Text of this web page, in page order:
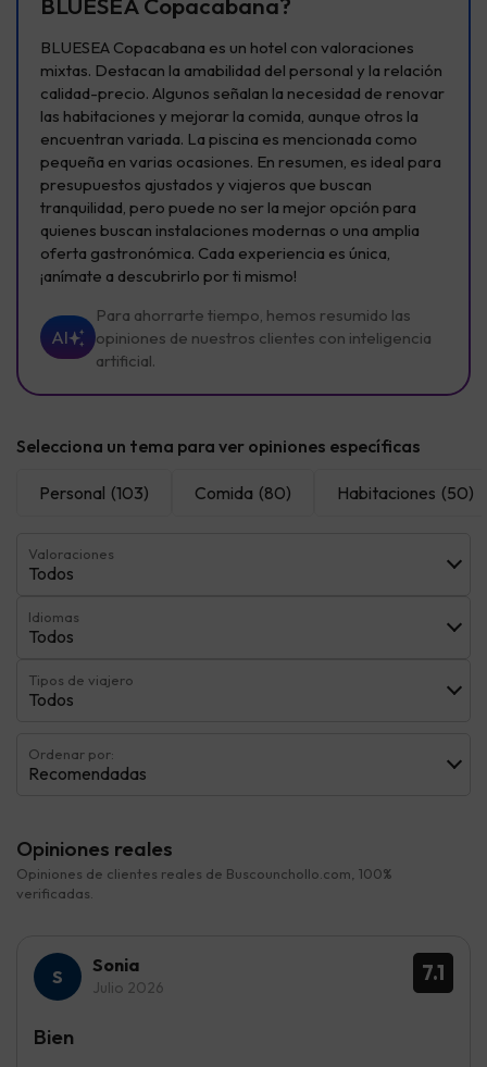
BLUESEA Copacabana es un hotel con valoraciones
mixtas. Destacan la amabilidad del personal y la relación
calidad-precio. Algunos señalan la necesidad de renovar
las habitaciones y mejorar la comida, aunque otros la
encuentran variada. La piscina es mencionada como
pequeña en varias ocasiones. En resumen, es ideal para
presupuestos ajustados y viajeros que buscan
tranquilidad, pero puede no ser la mejor opción para
quienes buscan instalaciones modernas o una amplia
oferta gastronómica. Cada experiencia es única,
¡anímate a descubrirlo por ti mismo!
AI
Para ahorrarte tiempo, hemos resumido las
opiniones de nuestros clientes con inteligencia
artificial.
Selecciona un tema para ver opiniones específicas
Personal (103) Comida (80) Habitaciones (50)
Valoraciones
Todos
Idiomas
Todos
Tipos de viajero
Todos
Ordenar por:
Recomendadas
Opiniones reales
Opiniones de clientes reales de Buscounchollo.com, 100%
verificadas.
7.1
Sonia
Julio 2026
Bien